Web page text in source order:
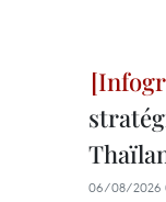
06/08/2026